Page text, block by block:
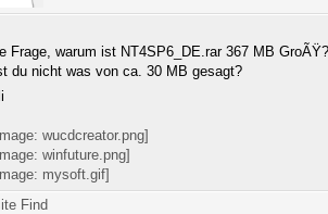
Frage, warum ist NT4SP6_DE.rar 367 MB
du nicht was von ca. 30 MB gesagt?
Find